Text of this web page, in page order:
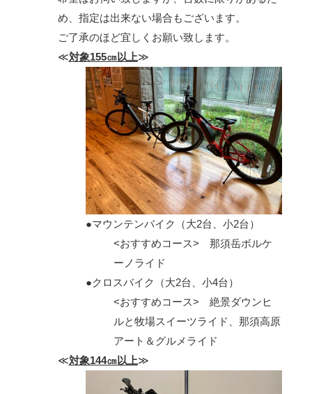
め、指定は出来ない場合もございます。
ご了承のほど宜しくお願い致します。
≪対象155㎝以上≫
●マウンテンバイク（大2台、小2台）
<おすすめコース> 那須岳ボルケ
ーノライド
●クロスバイク（大2台、小4台）
<おすすめコース> 絶景ダウンヒ
ルと牧場スイーツライド、那須高原
アート＆グルメライド
≪対象144㎝以上≫